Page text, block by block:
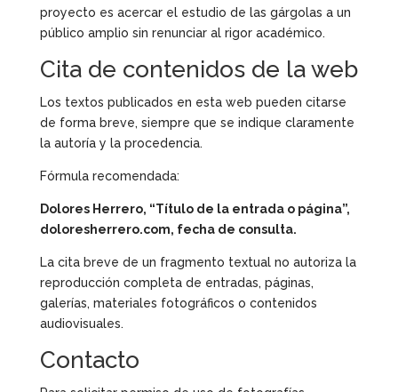
proyecto es acercar el estudio de las gárgolas a un
público amplio sin renunciar al rigor académico.
Cita de contenidos de la web
Los textos publicados en esta web pueden citarse
de forma breve, siempre que se indique claramente
la autoría y la procedencia.
Fórmula recomendada:
Dolores Herrero, “Título de la entrada o página”,
doloresherrero.com, fecha de consulta.
La cita breve de un fragmento textual no autoriza la
reproducción completa de entradas, páginas,
galerías, materiales fotográficos o contenidos
audiovisuales.
Contacto